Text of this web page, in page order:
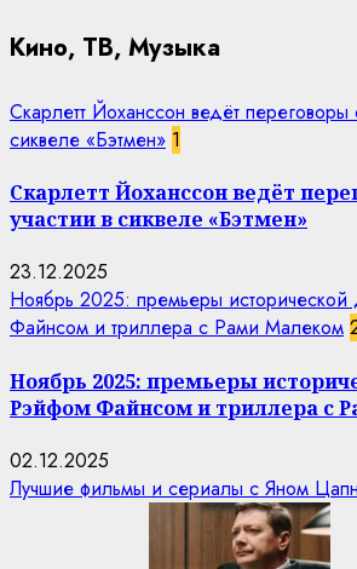
Кино, ТВ, Музыка
Скарлетт Йоханссон ведёт переговоры
сиквеле «Бэтмен» 1
Скарлетт Йоханссон ведёт
участии в сиквеле «Бэтмен»
23.12.2025
Ноябрь 2025: премьеры
Файнсом и триллера с Рами Малеком
Ноябрь 2025: премьеры
Рэйфом Файнсом и триллера с
02.12.2025
Лучшие фильмы и сериалы с Яном